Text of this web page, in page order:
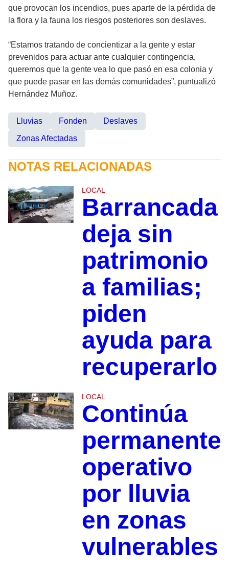
que provocan los incendios, pues aparte de la pérdida de
la flora y la fauna los riesgos posteriores son deslaves.
“Estamos tratando de concientizar a la gente y estar
prevenidos para actuar ante cualquier contingencia,
queremos que la gente vea lo que pasó en esa colonia y
que puede pasar en las demás comunidades”, puntualizó
Hernández Muñoz.
Lluvias Fonden
Deslaves
Zonas Afectadas
NOTAS RELACIONADAS
LOCAL
Barrancada
deja sin
patrimonio
a familias;
piden
ayuda para
recuperarlo
LOCAL
Continúa
permanente
operativo
por lluvia
en zonas
vulnerables